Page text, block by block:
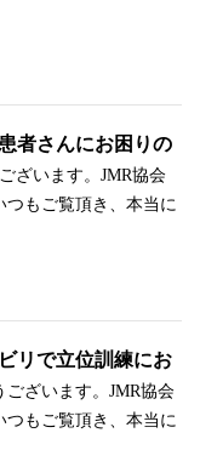
者さんにお困りの
ざいます。JMR協会
つもご覧頂き、本当に
リで立位訓練にお
ございます。JMR協会
つもご覧頂き、本当に